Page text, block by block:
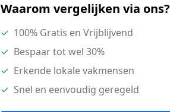
Waarom vergelijken via ons?
✓ 100% Gratis en Vrijblijvend
✓ Bespaar tot wel 30%
✓ Erkende lokale vakmensen
✓ Snel en eenvoudig geregeld